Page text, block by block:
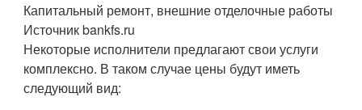
Капитальный ремонт, внешние отделочные работы
Источник bankfs.ru
Некоторые исполнители предлагают свои услуги
комплексно. В таком случае цены будут иметь
следующий вид: